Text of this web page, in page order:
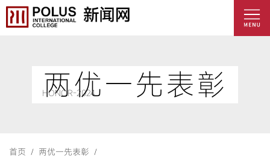
HONOR-2024
两优一先表彰
首页 / 两优一先表彰 /